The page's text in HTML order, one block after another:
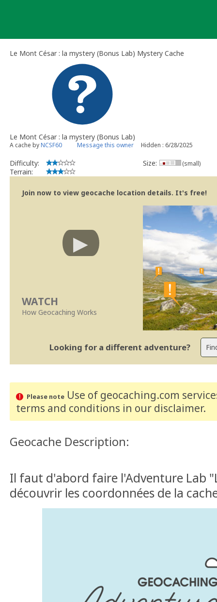
Le Mont César : la mystery (Bonus Lab) Mystery Cache
Le Mont César : la mystery (Bonus Lab)
A cache byNCSF60 Message this owner Hidden : 6/28/2025
Difficulty:
Terrain:
Size: (small)
Join now to view geocache location details. It's free!
WATCH
How Geocaching Works
Looking for a different adventure?
Please noteUse of geocaching.com
terms and conditions in our disclaimer.
Geocache Description:
Il faut d'abord faire l'Adventure Lab
découvrir les coordonnées de la